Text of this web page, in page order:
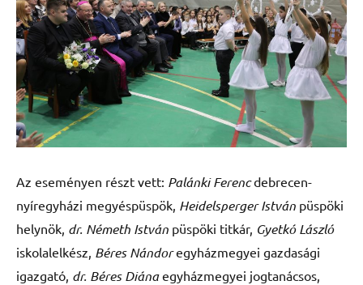
Az eseményen részt vett: Palánki Ferencdebrecen-
nyíregyházi megyéspüspök, Heidelsperger István püspöki
helynök, dr. Németh István püspöki titkár, Gyetkó László
iskolalelkész, Béres Nándoregyházmegyei gazdasági
igazgató, dr. Béres Diánaegyházmegyei jogtanácsos,